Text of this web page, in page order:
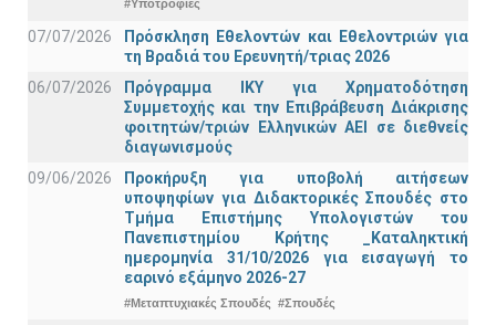
#Υποτροφίες
07/07/2026
Πρόσκληση Εθελοντών και Εθελοντριών για
τη Βραδιά του Ερευνητή/τριας 2026
06/07/2026
Πρόγραμμα ΙΚΥ για Χρηματοδότηση
Συμμετοχής και την Επιβράβευση Διάκρισης
φοιτητών/τριών Ελληνικών ΑΕΙ σε διεθνείς
διαγωνισμούς
09/06/2026
Προκήρυξη για υποβολή αιτήσεων
υποψηφίων για Διδακτορικές Σπουδές στο
Τμήμα Eπιστήμης Υπολογιστών του
Πανεπιστημίου Κρήτης _Καταληκτική
ημερομηνία 31/10/2026 για εισαγωγή το
εαρινό εξάμηνο 2026-27
#Μεταπτυχιακές Σπουδές #Σπουδές